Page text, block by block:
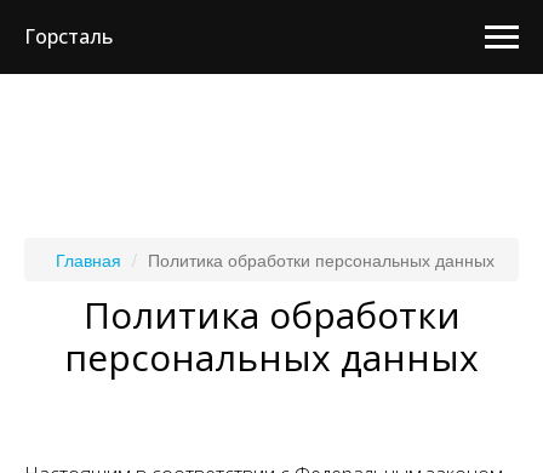
Горсталь
Главная Политика обработки персональных данных
Политика обработки
персональных данных